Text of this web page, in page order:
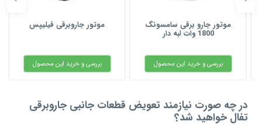
موتور جارو برقی سامسونگ
1800 وات لبه دار
بررسی و خرید این محصول
موتور جاروبرقی فیلیپس
بررسی و خرید این محصول
در چه صورت نیازمند تعویض قطعات جانبی جاروبرقی
تفال خواهید شد؟